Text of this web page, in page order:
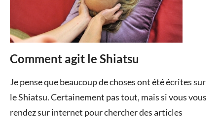
Comment agit le Shiatsu
Posted
7
janvier
by
Valérie
Sérafin
in
Détente
Shiatsu
Toulouse,
Je pense que beaucoup de choses ont été écrites sur
le Shiatsu. Certainement pas tout, mais si vous vous
rendez sur internet pour chercher des articles